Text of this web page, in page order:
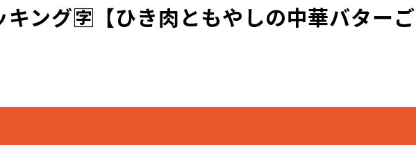
キング🈑【ひき肉ともやしの中華バター